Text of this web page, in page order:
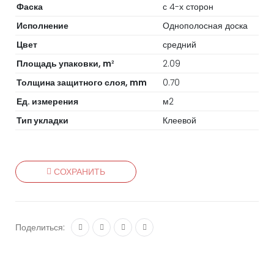
Фаска
с 4-х сторон
Исполнение
Однополосная доска
Цвет
средний
Площадь упаковки, m2
2.09
Толщина защитного слоя, mm
0.70
Ед. измерения
м2
Тип укладки
Клеевой
СОХРАНИТЬ
Поделиться: